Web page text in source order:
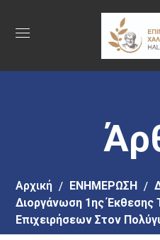
στο
περιεχόμενο
Αρχική EΝΗΜΕΡΩΣΗ
Διοργάνωση 1ης Έκθεσης
Επιχειρήσεων Στον